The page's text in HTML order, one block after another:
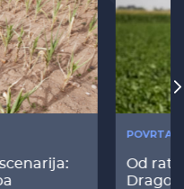
Od